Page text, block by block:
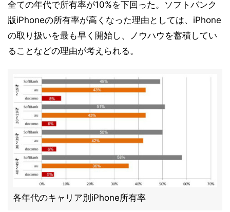
全ての年代で所有率が10%を下回った。ソフトバンク
版iPhoneの所有率が高くなった理由としては、iPhone
の取り扱いを最も早く開始し、ノウハウを蓄積してい
ることなどの理由が考えられる。
各年代のキャリア別iPhone所有率